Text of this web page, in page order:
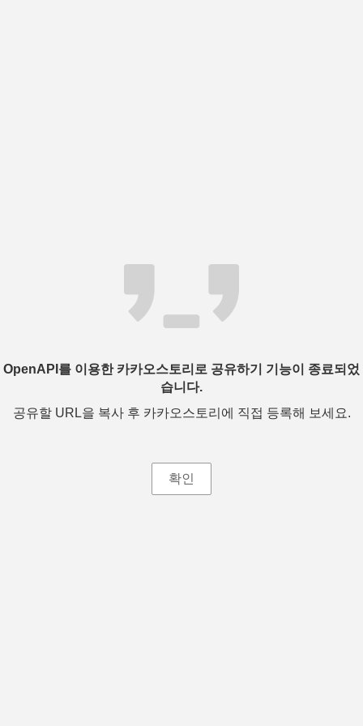
OpenAPI를 이용한 카카오스토리로 공유하기 기능이 종료되었
습니다.
공유할 URL을 복사 후 카카오스토리에 직접 등록해 보세요.
확인